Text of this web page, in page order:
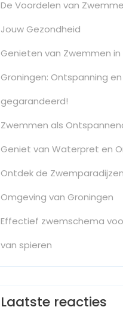
De Voordelen van
Jouw Gezondheid
Genieten van Zwemmen
Groningen: Ontspanning
gegarandeerd!
Zwemmen als
Geniet van Waterpret en
Ontdek de
Omgeving van Groningen
Effectief zwemschema
van spieren
Laatste reacties